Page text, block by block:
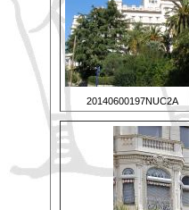
20140600197NUC2A